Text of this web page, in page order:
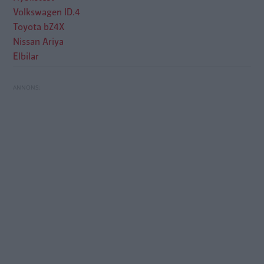
Volkswagen ID.4
Toyota bZ4X
Nissan Ariya
Elbilar